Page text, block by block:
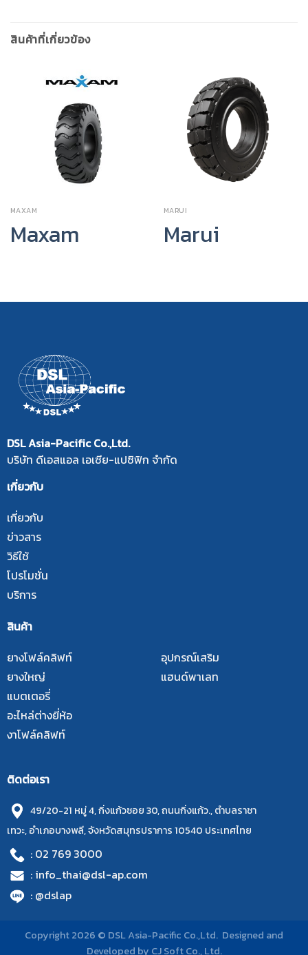
สินค้าที่เกี่ยวข้อง
MAXAM
Maxam
MARUI
Marui
DSL Asia-Pacific Co.,Ltd.
บริษัท ดีเอสแอล เอเซีย-แปซิฟิก จำกัด
เกี่ยวกับ
เกี่ยวกับ
ข่าวสาร
วิธีใช้
โปรโมชั่น
บริการ
สินค้า
ยางโฟล์คลิฟท์
ยางใหญ่
แบตเตอรี่
อะไหล่ต่างยี่ห้อ
งาโฟล์คลิฟท์
อุปกรณ์เสริม
แฮนด์พาเลท
ติดต่อเรา
49/20-21 หมู่ 4, กิ่งแก้วซอย 30, ถนนกิ่งแก้ว., ตำบลราชา
เทวะ, อำเภอบางพลี, จังหวัดสมุทรปราการ 10540 ประเทศไทย
: 02 769 3000
: info_thai@dsl-ap.com
: @dslap
Copyright 2026 © DSL Asia-Pacific Co.,Ltd. Designed and
Developed by CJ Soft Co., Ltd.